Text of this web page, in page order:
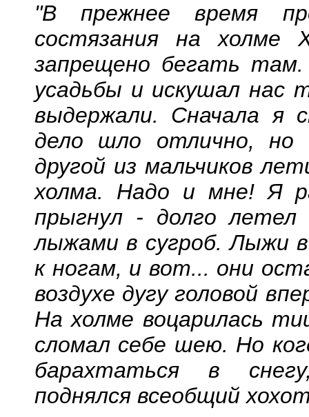
"В прежнее время
состязания на
запрещено бегать
усадьбы и искушал нас
выдержали. Сначала я
дело шло отлично, но
другой из мальчиков
холма. Надо и мне! Я
прыгнул - долго летел
лыжами в сугроб. Лыжи
к ногам, и вот... они
воздухе дугу головой
На холме воцарилась
сломал себе шею. Но
барахтаться в
поднялся всеобщий